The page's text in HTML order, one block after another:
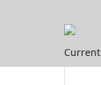
Current